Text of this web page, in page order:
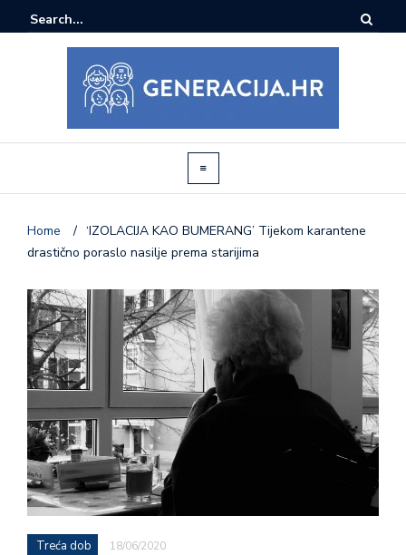
Home / ‘IZOLACIJA KAO BUMERANG’ Tijekom karantene
drastično poraslo nasilje prema starijima
Treća dob 18/06/2020